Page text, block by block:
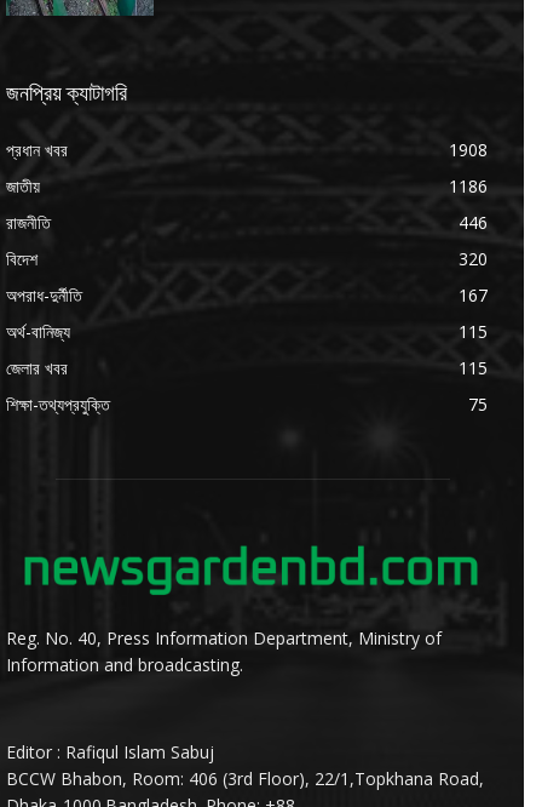
জনপ্রিয় ক্যাটাগরি
প্রধান খবর
1908
জাতীয়
1186
রাজনীতি
446
বিদেশ
320
অপরাধ-দুর্নীতি
167
অর্থ-বানিজ্য
115
জেলার খবর
115
শিক্ষা-তথ্যপ্রযুক্তি
75
Reg. No. 40, Press Information Department, Ministry of
Information and broadcasting.
Editor : Rafiqul Islam Sabuj
BCCW Bhabon, Room: 406 (3rd Floor), 22/1,Topkhana Road,